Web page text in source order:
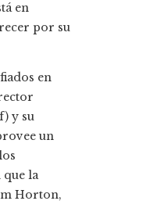
en
por su
en
y su
un
que la
Horton,